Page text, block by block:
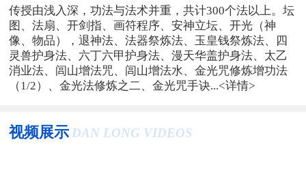
传授由浅入深，功法与法术并重，共计300个法以上。坛
图、法扇、开剑指、画符程序、安神立坛、开光（神
像、物品），退神法、法器祭炼法、玉皇钱祭炼法、四
灵兽护身法、六丁六甲护身法、漫天华盖护身法、太乙
消业法、闾山增法咒、闾山增法水、金光咒修炼增功法
（1/2）、金光法修炼之二、金光咒手诀...<详情>
视频展示 DAN LONG VIDEOS